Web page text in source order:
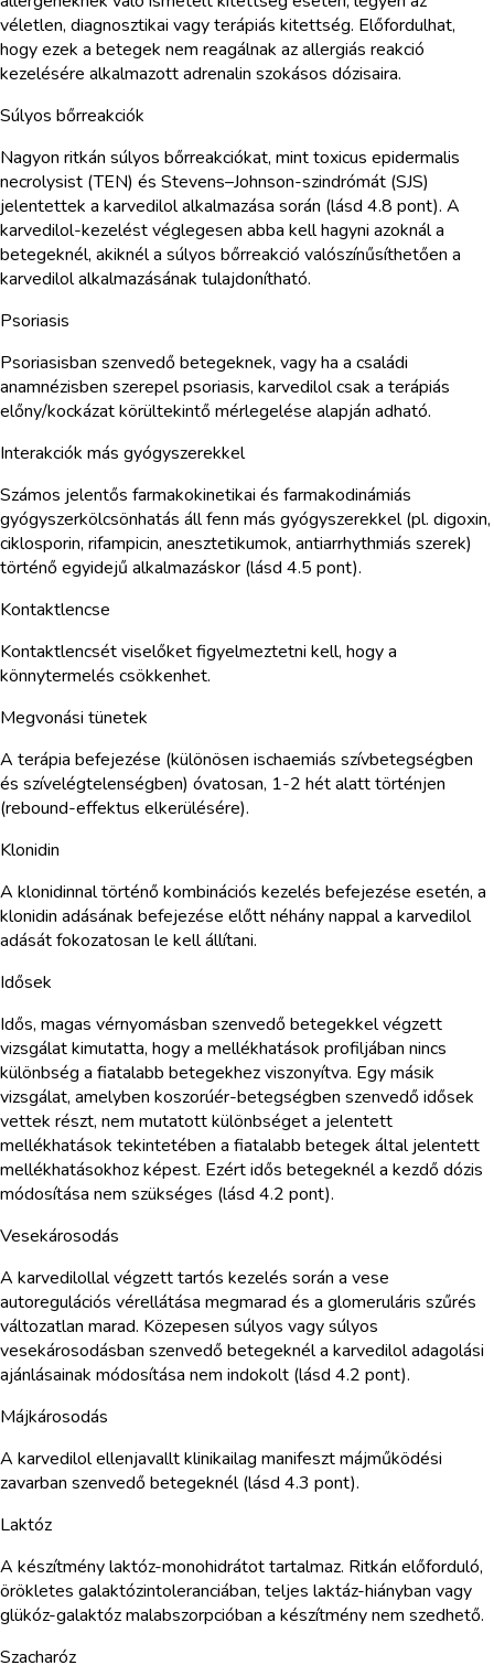
véletlen, diagnosztikai vagy terápiás kitettség. Előfordulhat,
hogy ezek a betegek nem reagálnak az allergiás reakció
kezelésére alkalmazott adrenalin szokásos dózisaira.
Súlyos bőrreakciók
Nagyon ritkán súlyos bőrreakciókat, mint toxicus epidermalis
necrolysist (TEN) és Stevens–Johnson-szindrómát (SJS)
jelentettek a karvedilol alkalmazása során (lásd 4.8 pont). A
karvedilol-kezelést véglegesen abba kell hagyni azoknál a
betegeknél, akiknél a súlyos bőrreakció valószínűsíthetően a
karvedilol alkalmazásának tulajdonítható.
Psoriasis
Psoriasisban szenvedő betegeknek, vagy ha a családi
anamnézisben szerepel psoriasis, karvedilol csak a terápiás
előny/kockázat körültekintő mérlegelése alapján adható.
Interakciók más gyógyszerekkel
Számos jelentős farmakokinetikai és farmakodinámiás
gyógyszerkölcsönhatás áll fenn más gyógyszerekkel (pl. digoxin,
ciklosporin, rifampicin, anesztetikumok, antiarrhythmiás szerek)
történő egyidejű alkalmazáskor (lásd 4.5 pont).
Kontaktlencse
Kontaktlencsét viselőket figyelmeztetni kell, hogy a
könnytermelés csökkenhet.
Megvonási tünetek
A terápia befejezése (különösen ischaemiás szívbetegségben
és szívelégtelenségben) óvatosan, 1-2 hét alatt történjen
(rebound-effektus elkerülésére).
Klonidin
A klonidinnal történő kombinációs kezelés befejezése esetén, a
klonidin adásának befejezése előtt néhány nappal a karvedilol
adását fokozatosan le kell állítani.
Idősek
Idős, magas vérnyomásban szenvedő betegekkel végzett
vizsgálat kimutatta, hogy a mellékhatások profiljában nincs
különbség a fiatalabb betegekhez viszonyítva. Egy másik
vizsgálat, amelyben koszorúér-betegségben szenvedő idősek
vettek részt, nem mutatott különbséget a jelentett
mellékhatások tekintetében a fiatalabb betegek által jelentett
mellékhatásokhoz képest. Ezért idős betegeknél a kezdő dózis
módosítása nem szükséges (lásd 4.2 pont).
Vesekárosodás
A karvedilollal végzett tartós kezelés során a vese
autoregulációs vérellátása megmarad és a glomeruláris szűrés
változatlan marad. Közepesen súlyos vagy súlyos
vesekárosodásban szenvedő betegeknél a karvedilol adagolási
ajánlásainak módosítása nem indokolt (lásd 4.2 pont).
Májkárosodás
A karvedilol ellenjavallt klinikailag manifeszt májműködési
zavarban szenvedő betegeknél (lásd 4.3 pont).
Laktóz
A készítmény laktóz-monohidrátot tartalmaz. Ritkán előforduló,
örökletes galaktózintoleranciában, teljes laktáz-hiányban vagy
glükóz-galaktóz malabszorpcióban a készítmény nem szedhető.
Szacharóz